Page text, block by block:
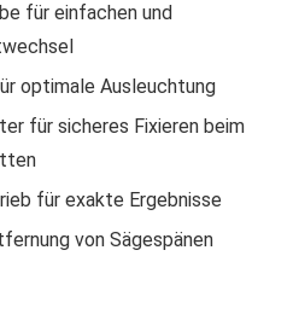
für einfachen und
optimale Ausleuchtung
für sicheres Fixieren beim
für exakte Ergebnisse
von Sägespänen